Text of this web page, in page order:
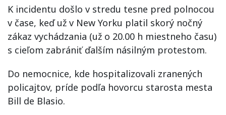
K incidentu došlo v stredu tesne pred polnocou
v čase, keď už v New Yorku platil skorý nočný
zákaz vychádzania (už o 20.00 h miestneho času)
s cieľom zabrániť ďalším násilným protestom.
Do nemocnice, kde hospitalizovali zranených
policajtov, príde podľa hovorcu starosta mesta
Bill de Blasio.